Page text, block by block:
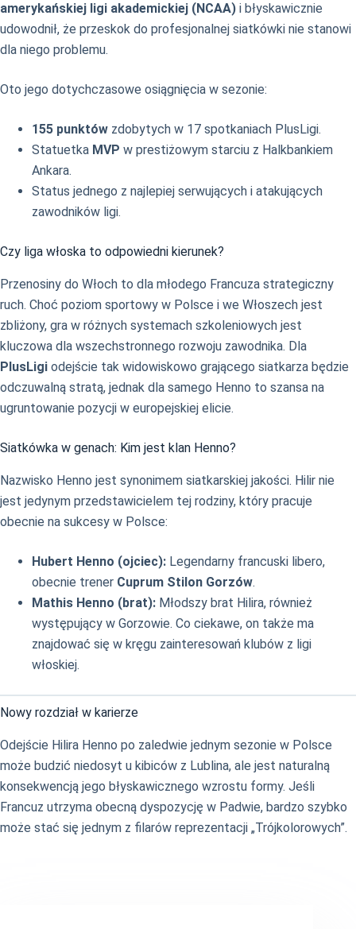
amerykańskiej ligi akademickiej (NCAA) i błyskawicznie
udowodnił, że przeskok do profesjonalnej siatkówki nie stanowi
dla niego problemu.
Oto jego dotychczasowe osiągnięcia w sezonie:
155 punktów zdobytych w 17 spotkaniach PlusLigi.
Statuetka MVP w prestiżowym starciu z Halkbankiem
Ankara.
Status jednego z najlepiej serwujących i atakujących
zawodników ligi.
Czy liga włoska to odpowiedni kierunek?
Przenosiny do Włoch to dla młodego Francuza strategiczny
ruch. Choć poziom sportowy w Polsce i we Włoszech jest
zbliżony, gra w różnych systemach szkoleniowych jest
kluczowa dla wszechstronnego rozwoju zawodnika. Dla
PlusLigi odejście tak widowiskowo grającego siatkarza będzie
odczuwalną stratą, jednak dla samego Henno to szansa na
ugruntowanie pozycji w europejskiej elicie.
Siatkówka w genach: Kim jest klan Henno?
Nazwisko Henno jest synonimem siatkarskiej jakości. Hilir nie
jest jedynym przedstawicielem tej rodziny, który pracuje
obecnie na sukcesy w Polsce:
Hubert Henno (ojciec): Legendarny francuski libero,
obecnie trener Cuprum Stilon Gorzów.
Mathis Henno (brat): Młodszy brat Hilira, również
występujący w Gorzowie. Co ciekawe, on także ma
znajdować się w kręgu zainteresowań klubów z ligi
włoskiej.
Nowy rozdział w karierze
Odejście Hilira Henno po zaledwie jednym sezonie w Polsce
może budzić niedosyt u kibiców z Lublina, ale jest naturalną
konsekwencją jego błyskawicznego wzrostu formy. Jeśli
Francuz utrzyma obecną dyspozycję w Padwie, bardzo szybko
może stać się jednym z filarów reprezentacji „Trójkolorowych”.